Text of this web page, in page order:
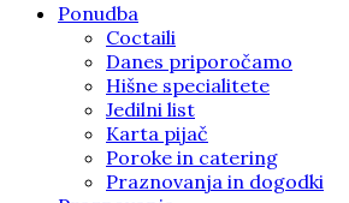
Ponudba
Coctaili
Danes priporočamo
Hišne specialitete
Jedilni list
Karta pijač
Poroke in catering
Praznovanja in dogodki